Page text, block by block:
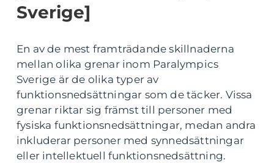
Sverige]
En av de mest framträdande skillnaderna
mellan olika grenar inom Paralympics
Sverige är de olika typer av
funktionsnedsättningar som de täcker. Vissa
grenar riktar sig främst till personer med
fysiska funktionsnedsättningar, medan andra
inkluderar personer med synnedsättningar
eller intellektuell funktionsnedsättning.